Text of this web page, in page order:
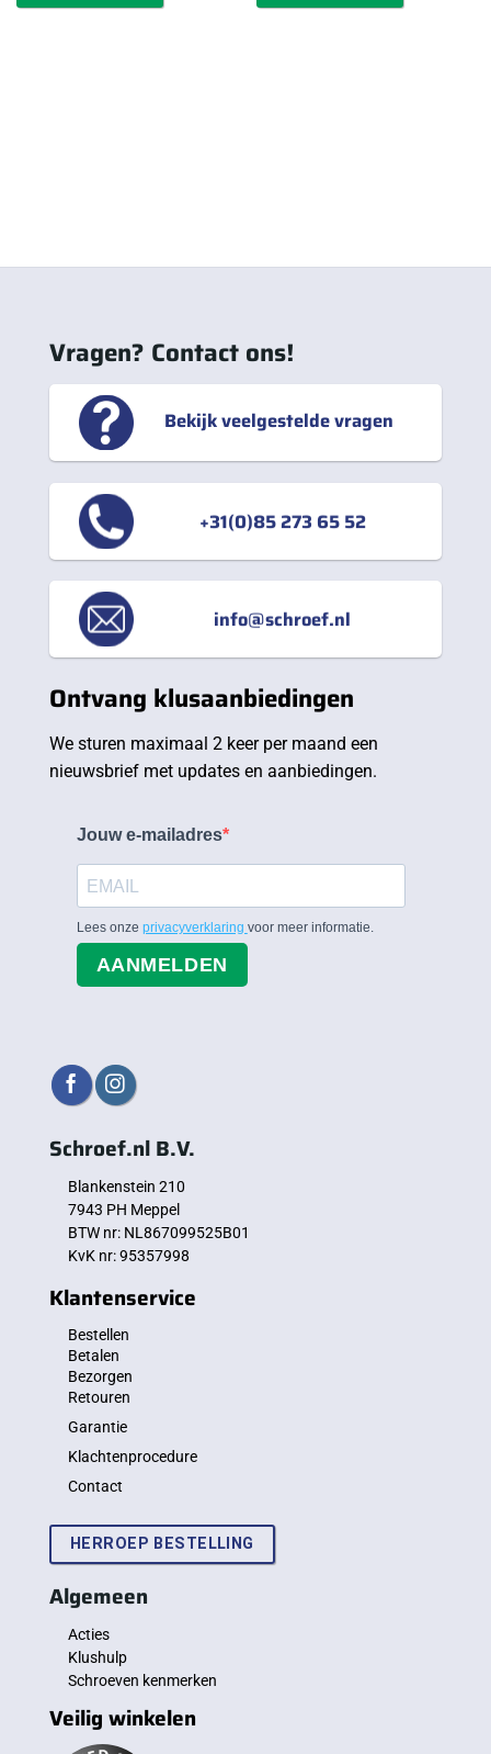
Vragen? Contact ons!
Bekijk veelgestelde vragen
+31(0)85 273 65 52
info@schroef.nl
Ontvang klusaanbiedingen
We sturen maximaal 2 keer per maand een
nieuwsbrief met updates en aanbiedingen.
Jouw e-mailadres
Lees onze privacyverklaring voor meer informatie.
AANMELDEN
Schroef.nl B.V.
Blankenstein 210
7943 PH Meppel
BTW nr: NL867099525B01
KvK nr: 95357998
Klantenservice
Bestellen
Betalen
Bezorgen
Retouren
Garantie
Klachtenprocedure
Contact
HERROEP BESTELLING
Algemeen
Acties
Klushulp
Schroeven kenmerken
Veilig winkelen